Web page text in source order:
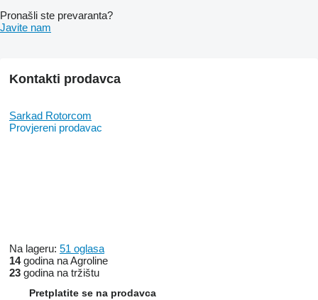
Pronašli ste prevaranta?
Javite nam
Kontakti prodavca
Sarkad Rotorcom
Provjereni prodavac
Na lageru: 51 oglasa
14godina na Agroline
23 godina na tržištu
Pretplatite se na prodavca